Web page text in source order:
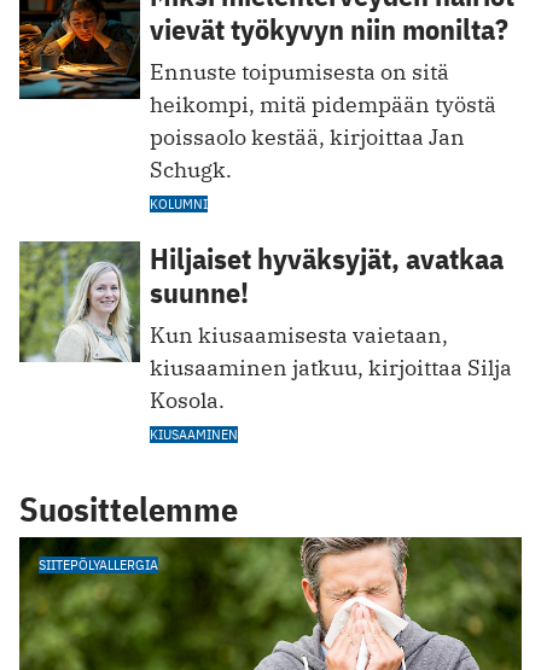
vievät työkyvyn niin monilta?
Ennuste toipumisesta on sitä
heikompi, mitä pidempään työstä
poissaolo kestää, kirjoittaa Jan
Schugk.
KOLUMNI
Hiljaiset hyväksyjät, avatkaa
suunne!
Kun kiusaamisesta vaietaan,
kiusaaminen jatkuu, kirjoittaa Silja
Kosola.
KIUSAAMINEN
Suosittelemme
SIITEPÖLYALLERGIA